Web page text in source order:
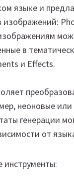
языке и
изображений:
в
и Effects.
неоновые
генерации
от
инструменты: